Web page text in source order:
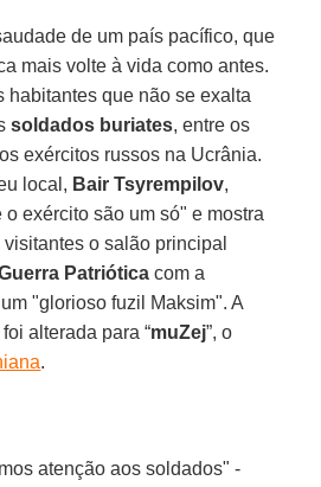
de um país pacífico, que
mais volte à vida como antes.
habitantes que não se exalta
soldados buriates, entre os
exércitos russos na Ucrânia.
local, Bair Tsyrempilov,
exército são um só" e mostra
o salão principal
Patriótica com a
"glorioso fuzil Maksim". A
alterada para “muZej”, o
.
atenção aos soldados" -